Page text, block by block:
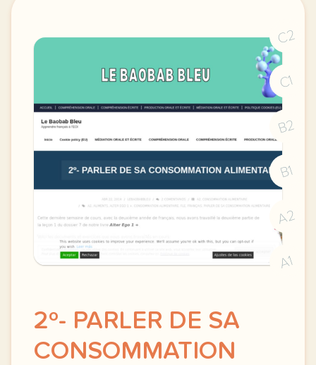
C2
C1
B2
B1
A2
A1
2º- PARLER DE SA
CONSOMMATION